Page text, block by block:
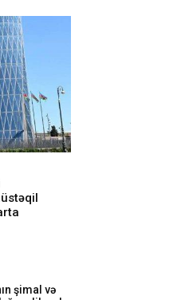
şimal və